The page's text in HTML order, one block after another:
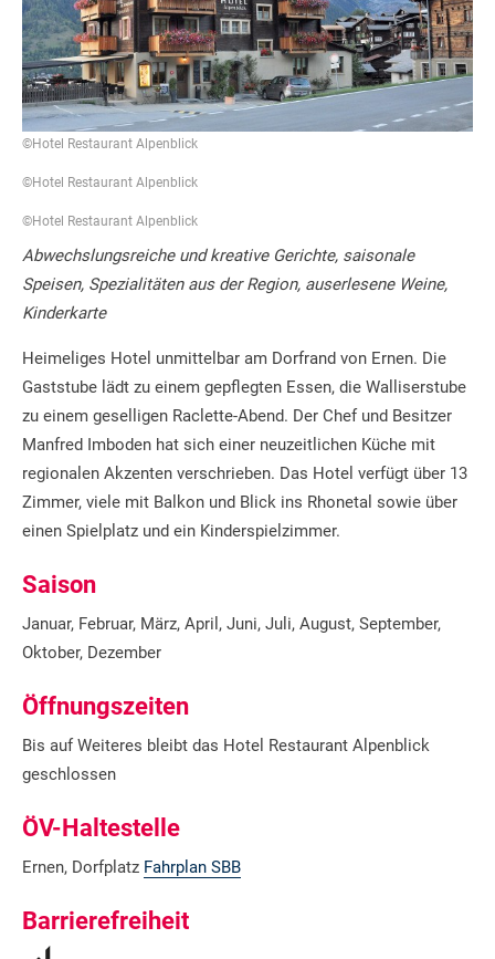
©Hotel Restaurant Alpenblick
©Hotel Restaurant Alpenblick
©Hotel Restaurant Alpenblick
Abwechslungsreiche und kreative Gerichte, saisonale
Speisen, Spezialitäten aus der Region, auserlesene Weine,
Kinderkarte
Heimeliges Hotel unmittelbar am Dorfrand von Ernen. Die
Gaststube lädt zu einem gepflegten Essen, die Walliserstube
zu einem geselligen Raclette-Abend. Der Chef und Besitzer
Manfred Imboden hat sich einer neuzeitlichen Küche mit
regionalen Akzenten verschrieben. Das Hotel verfügt über 13
Zimmer, viele mit Balkon und Blick ins Rhonetal sowie über
einen Spielplatz und ein Kinderspielzimmer.
Saison
Januar, Februar, März, April, Juni, Juli, August, September,
Oktober, Dezember
Öffnungszeiten
Bis auf Weiteres bleibt das Hotel Restaurant Alpenblick
geschlossen
ÖV-Haltestelle
Ernen, Dorfplatz Fahrplan SBB
Barrierefreiheit